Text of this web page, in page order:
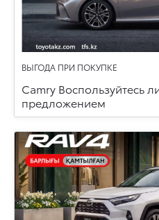
ВЫГОДА ПРИ ПОКУПКЕ
Camry Воспользуйтесь
предложением